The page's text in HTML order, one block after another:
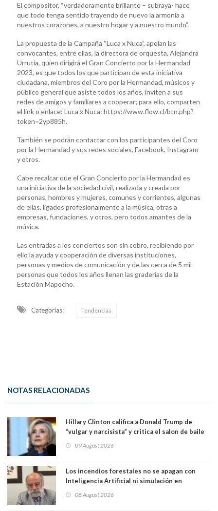
El compositor, “verdaderamente brillante – subraya- hace
que todo tenga sentido trayendo de nuevo la armonía a
nuestros corazones, a nuestro hogar y a nuestro mundo”.
La propuesta de la Campaña “Luca x Nuca”, apelan las
convocantes, entre ellas, la directora de orquesta, Alejandra
Urrutia, quien dirigirá el Gran Concierto por la Hermandad
2023, es que todos los que participan de esta iniciativa
ciudadana, miembros del Coro por la Hermandad, músicos y
público general que asiste todos los años, inviten a sus
redes de amigos y familiares a cooperar; para ello, comparten
el link o enlace: Luca x Nuca: https://www.flow.cl/btn.php?
token=2yp885h.
También se podrán contactar con los participantes del Coro
por la Hermandad y sus redes sociales, Facebook, Instagram
y otros.
Cabe recalcar que el Gran Concierto por la Hermandad es
una iniciativa de la sociedad civil, realizada y creada por
personas, hombres y mujeres, comunes y corrientes, algunas
de ellas, ligados profesionalmente a la música, otras a
empresas, fundaciones, y otros, pero todos amantes de la
música.
Las entradas a los conciertos son sin cobro, recibiendo por
ello la ayuda y cooperación de diversas instituciones,
personas y medios de comunicación y de las cerca de 5 mil
personas que todos los años llenan las graderías de la
Estación Mapocho.
Categorias: Tendencias
NOTAS RELACIONADAS
Hillary Clinton califica a Donald Trump de
“vulgar y narcisista” y critica el salon de baile
casa. Y la está destruyendo”
09 August 2026
Los incendios forestales no se apagan con
Inteligencia Artificial ni simulación en
Magister en Asentamientos Humanos PUC
08 August 2026